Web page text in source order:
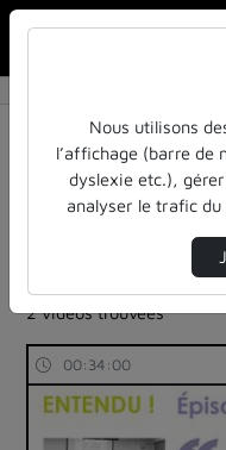
Résultats de
Filtres actifs (cliquer
Français
cours-
entendu-des-confs-a-
2 vidéos trouvées
00:34:00
Nous utilisons
l’affichage (barre de
dyslexie etc.),
analyser le trafic